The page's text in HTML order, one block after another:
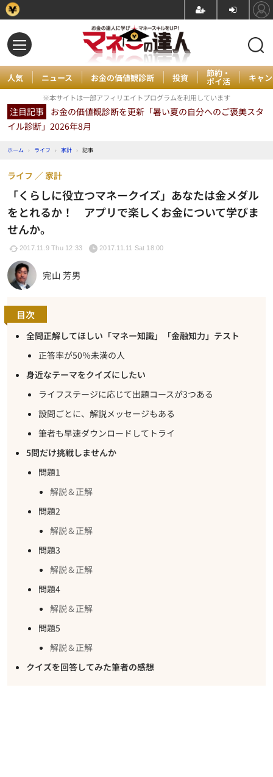
人気 ニュース お金の価値観診断 投資 節約・
ポイ活 キャ
※本サイトは一部アフィリエイトプログラムを利用しています
注目記事 お金の価値観診断を更新「暑い夏の自分へのご褒美スタ
イル診断」2026年8月
ホーム › ライフ › 家計 › 記事
「くらしに役立つマネークイズ」あなたは金メダル
をとれるか！ アプリで楽しくお金について学びま
せんか。
ライフ 家計
2017.11.9 Thu 12:33 2017.11.11 Sat 18:00
完山 芳男
目次
全問正解してほしい「マネー知識」「金融知力」テスト
正答率が50％未満の人
身近なテーマをクイズにしたい
ライフステージに応じて出題コースが3つある
設問ごとに、解説メッセージもある
筆者も早速ダウンロードしてトライ
5問だけ挑戦しませんか
問題1
解説＆正解
問題2
解説＆正解
問題3
解説＆正解
問題4
解説＆正解
問題5
解説＆正解
クイズを回答してみた筆者の感想